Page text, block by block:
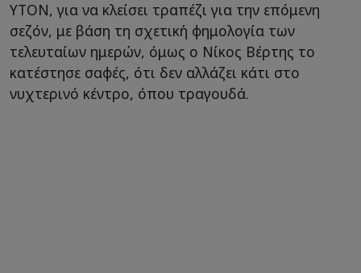
ΥΤΟΝ, για να κλείσει τραπέζι για την επόμενη
σεζόν, με βάση τη σχετική φημολογία των
τελευταίων ημερών, όμως ο Νίκος Βέρτης το
κατέστησε σαφές, ότι δεν αλλάζει κάτι στο
νυχτερινό κέντρο, όπου τραγουδά.